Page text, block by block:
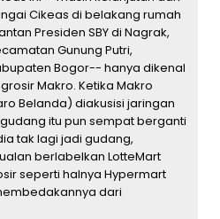
Cikeas di belakang rumah
Presiden SBY di Nagrak,
Gunung Putri,
Bogor-- hanya dikenal
Makro. Ketika Makro
Belanda) diakusisi jaringan
itu pun sempat berganti
tak lagi jadi gudang,
berlabelkan LotteMart
seperti halnya Hypermart
dari